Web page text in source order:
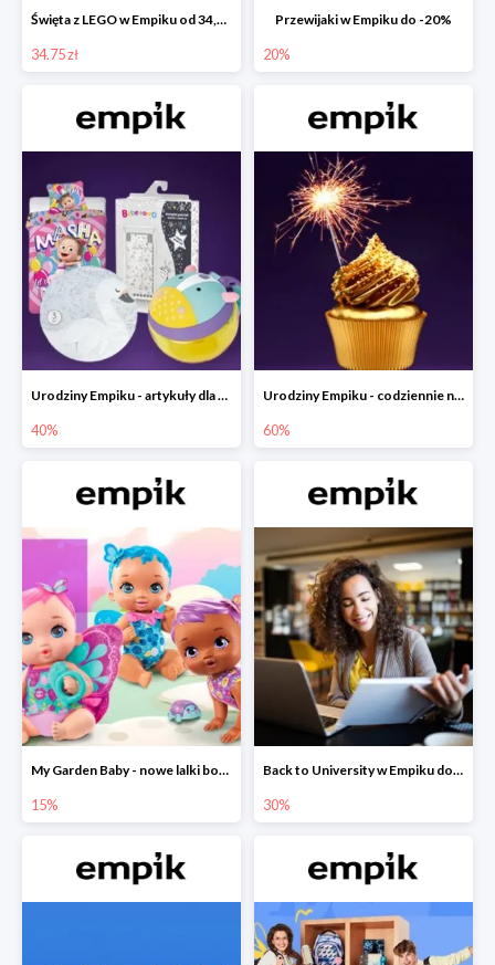
Święta z LEGO w Empiku od 34,75 zł
34.75 zł
Przewijaki w Empiku do -20%
20%
Urodziny Empiku - artykuły dla mamy i dziecka do -40%
40%
Urodziny Empiku - codziennie nowe okazje nawet do -60%
60%
My Garden Baby - nowe lalki bobaski w Empiku do -15%
15%
Back to University w Empiku do -30%
30%